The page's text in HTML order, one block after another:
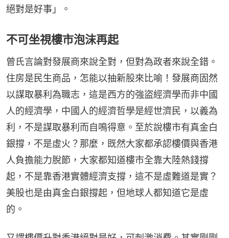
絕對是好事」。
不可坐視樓市泡沫再起
曾氏言論對發展商來說全對，但對為政者來說全錯。
住房是民生商品，怎能以抽新股來比喻！發展商固然
以謀取暴利為職志，這是西方的強盜經濟學而非中國
人的經濟學，中國人的經濟哲學是經世濟民，以義為
利，不是謀取暴利而自鳴得意。至於說樓市有真金白
銀撐，不是虛火？那麼，既然大家都承認樓價與香港
人負擔能力脫節，大家都知道樓市全靠大陸熱錢撐
起，不是靠香港實體經濟支撐，這不是虛難道是實？
美股也是由真金白銀撐起，但地球人都知道它是虛
的。